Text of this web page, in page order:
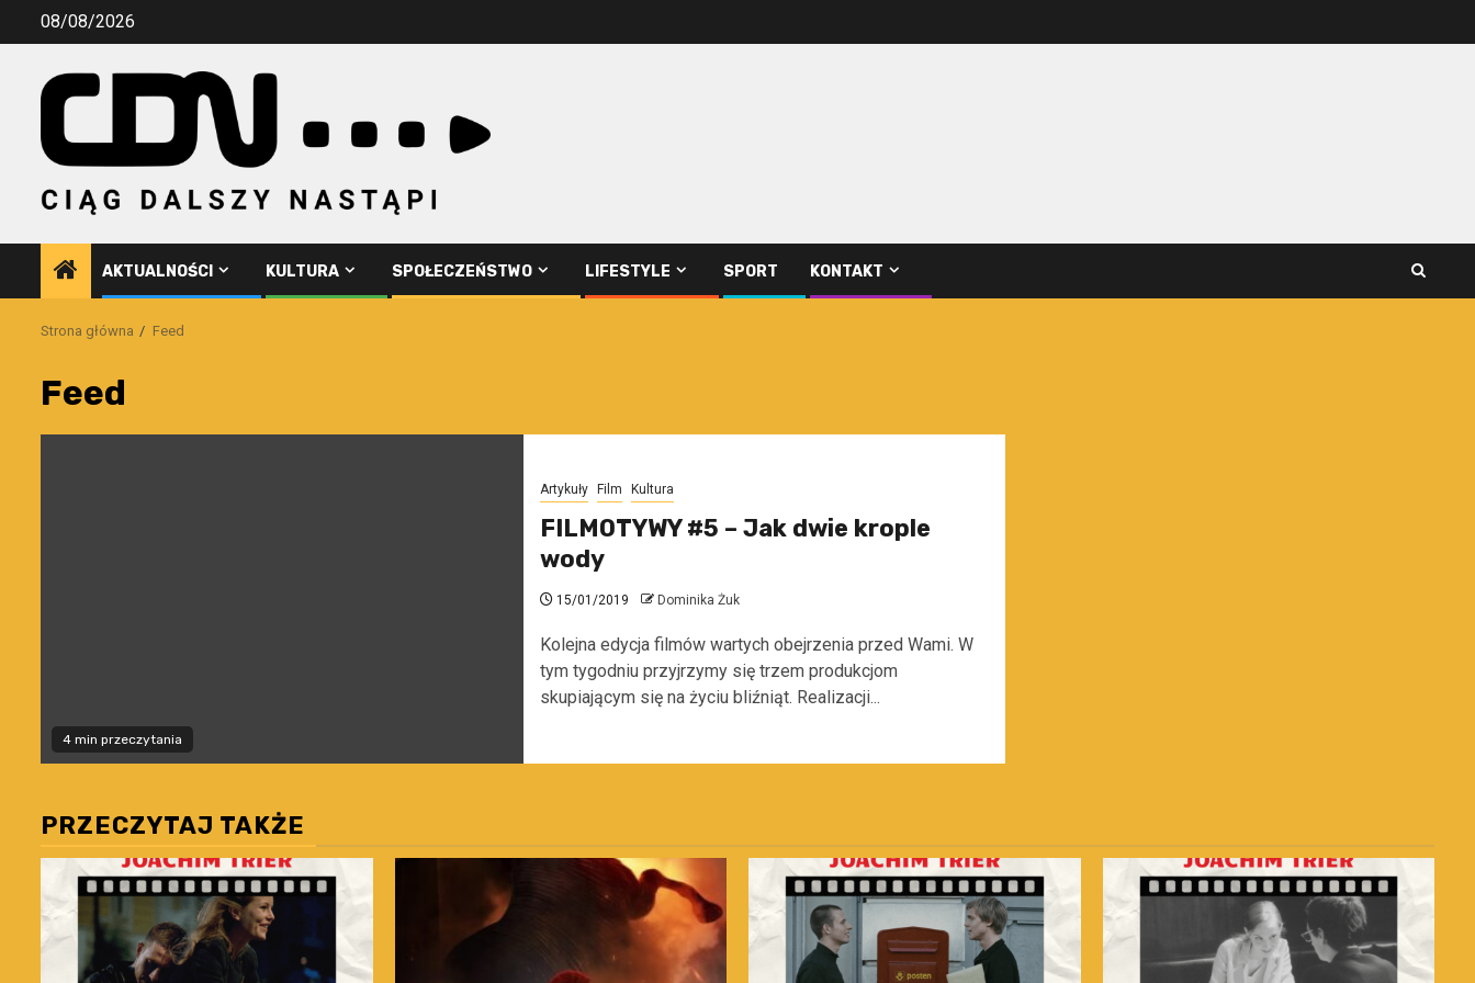
Przejdź08/08/2026
AKTUALNOŚCI KULTURA SPOŁECZEŃSTWO LIFESTYLE SPORT KONTAKT
Strona główna Feed
Feed
4 min przeczytania
Artykuły Film Kultura
FILMOTYWY #5 – Jak dwie krople
wody
15/01/2019 Dominika Żuk
Kolejna edycja filmów wartych obejrzenia przed Wami. W
tym tygodniu przyjrzymy się trzem produkcjom
skupiającym się na życiu bliźniąt. Realizacji...
PRZECZYTAJ TAKŻE